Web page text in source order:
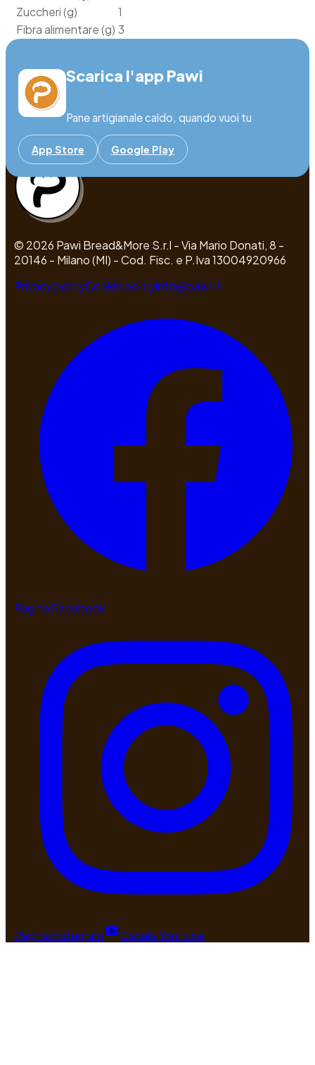
Zuccheri (g)
1
Fibra alimentare (g) 3
Scarica l'app Pawi
Pane artigianale caldo, quando vuoi tu
App Store Google Play
© 2026 Pawi Bread&More S.r.l - Via Mario Donati, 8 -
20146 - Milano (MI) - Cod. Fisc. e P.Iva 13004920966
Privacy policyCookie policyinfo@pawi.it
Pagina Facebook
Pagina Instagram Canale YouTube